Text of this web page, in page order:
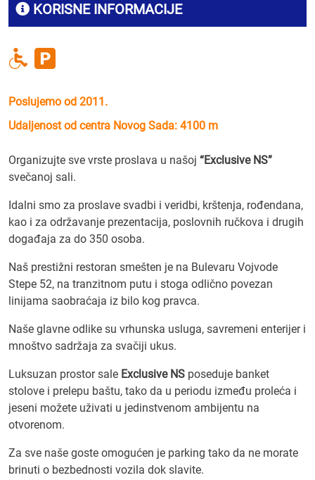
KORISNE INFORMACIJE
Poslujemo od 2011.
Udaljenost od centra Novog Sada: 4100 m
Organizujte sve vrste proslava u našoj “Exclusive NS”
svečanoj sali.
Idalni smo za proslave svadbi i veridbi, krštenja, rođendana,
kao i za održavanje prezentacija, poslovnih ručkova i drugih
događaja za do 350 osoba.
Naš prestižni restoran smešten je na Bulevaru Vojvode
Stepe 52, na tranzitnom putu i stoga odlično povezan
linijama saobraćaja iz bilo kog pravca.
Naše glavne odlike su vrhunska usluga, savremeni enterijer i
mnoštvo sadržaja za svačiji ukus.
Luksuzan prostor sale Exclusive NS poseduje banket
stolove i prelepu baštu, tako da u periodu između proleća i
jeseni možete uživati u jedinstvenom ambijentu na
otvorenom.
Za sve naše goste omogućen je parking tako da ne morate
brinuti o bezbednosti vozila dok slavite.